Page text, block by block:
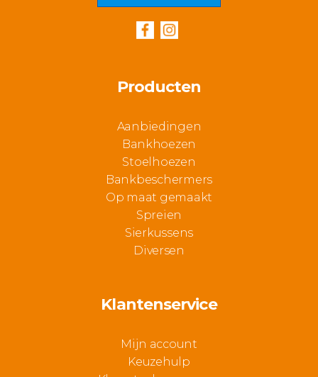
Producten
Aanbiedingen
Bankhoezen
Stoelhoezen
Bankbeschermers
Op maat gemaakt
Spreien
Sierkussens
Diversen
Klantenservice
Mijn account
Keuzehulp